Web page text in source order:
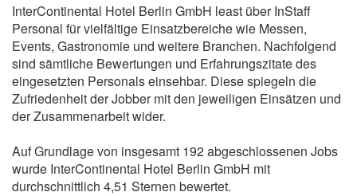
InterContinental Hotel Berlin GmbH least über InStaff
Personal für vielfältige Einsatzbereiche wie Messen,
Events, Gastronomie und weitere Branchen. Nachfolgend
sind sämtliche Bewertungen und Erfahrungszitate des
eingesetzten Personals einsehbar. Diese spiegeln die
Zufriedenheit der Jobber mit den jeweiligen Einsätzen und
der Zusammenarbeit wider.
Auf Grundlage von insgesamt 192 abgeschlossenen Jobs
wurde InterContinental Hotel Berlin GmbH mit
durchschnittlich 4,51 Sternen bewertet.